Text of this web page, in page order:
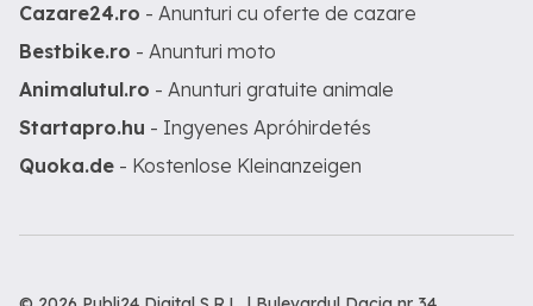
Cazare24.ro - Anunturi cu oferte de cazare
Bestbike.ro - Anunturi moto
Animalutul.ro - Anunturi gratuite animale
Startapro.hu - Ingyenes Apróhirdetés
Quoka.de - Kostenlose Kleinanzeigen